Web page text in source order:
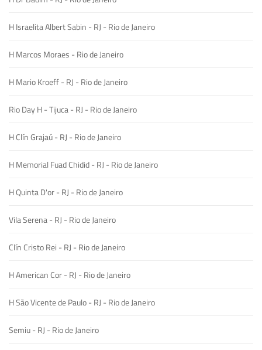
H Israelita Albert Sabin - RJ - Rio de Janeiro
H Marcos Moraes - Rio de Janeiro
H Mario Kroeff - RJ - Rio de Janeiro
Rio Day H - Tijuca - RJ - Rio de Janeiro
H Clín Grajaú - RJ - Rio de Janeiro
H Memorial Fuad Chidid - RJ - Rio de Janeiro
H Quinta D'or - RJ - Rio de Janeiro
Vila Serena - RJ - Rio de Janeiro
Clín Cristo Rei - RJ - Rio de Janeiro
H American Cor - RJ - Rio de Janeiro
H São Vicente de Paulo - RJ - Rio de Janeiro
Semiu - RJ - Rio de Janeiro